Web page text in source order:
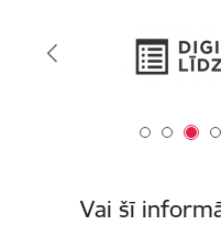
Vai šī